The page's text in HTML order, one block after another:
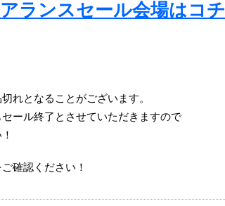
ランスセール会場はコチ
れとなることがございます。
ール終了とさせていただきますので
確認ください！